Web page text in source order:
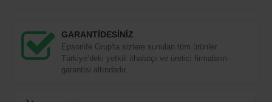
GARANTİDESİNİZ
Epsorlife Grup'ta sizlere sunulan tüm ürünler
Türkiye’deki yetkili ithalatçı ve üretici firmaların
garantisi altındadır..